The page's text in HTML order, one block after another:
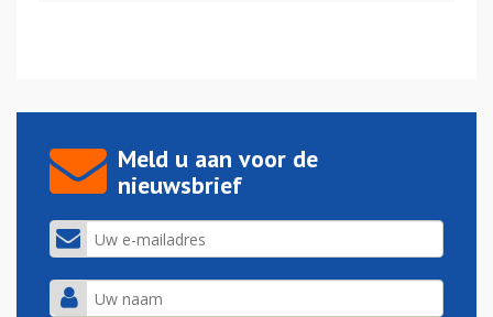
Meld u aan voor de
nieuwsbrief